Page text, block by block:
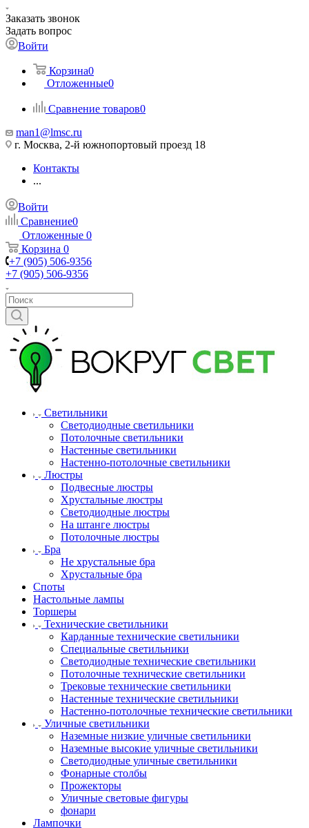
Заказать звонок
Задать вопрос
Войти
Корзина0
Отложенные0
Сравнение товаров0
man1@lmsc.ru
г. Москва, 2-й южнопортовый проезд 18
Контакты
...
Войти
Сравнение0
Отложенные 0
Корзина 0
+7 (905) 506-9356
+7 (905) 506-9356
Светильники
Светодиодные светильники
Потолочные светильники
Настенные светильники
Настенно-потолочные светильники
Люстры
Подвесные люстры
Хрустальные люстры
Светодиодные люстры
На штанге люстры
Потолочные люстры
Бра
Не хрустальные бра
Хрустальные бра
Споты
Настольные лампы
Торшеры
Технические светильники
Карданные технические светильники
Специальные светильники
Светодиодные технические светильники
Потолочные технические светильники
Трековые технические светильники
Настенные технические светильники
Настенно-потолочные технические светильники
Уличные светильники
Наземные низкие уличные светильники
Наземные высокие уличные светильники
Светодиодные уличные светильники
Фонарные столбы
Прожекторы
Уличные световые фигуры
фонари
Лампочки